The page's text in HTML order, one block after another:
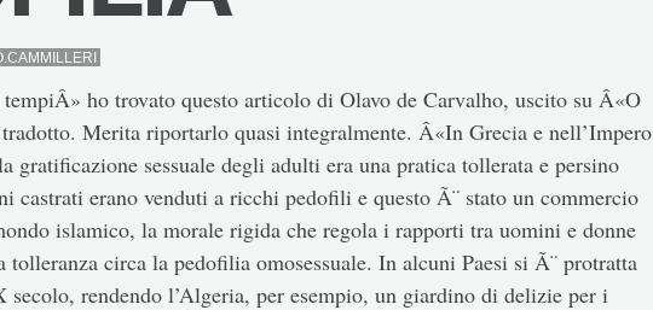
ho trovato questo articolo di Olavo de Carvalho, uscito su Â«O
Merita riportarlo quasi integralmente. Â«In Grecia e nell’Impero
gratificazione sessuale degli adulti era una pratica tollerata e persino
castrati erano venduti a ricchi pedofili e questo Ã¨ stato un commercio
islamico, la morale rigida che regola i rapporti tra uomini e donne
tolleranza circa la pedofilia omosessuale. In alcuni Paesi si Ã¨ protratta
rendendo l’Algeria, per esempio, un giardino di delizie per i